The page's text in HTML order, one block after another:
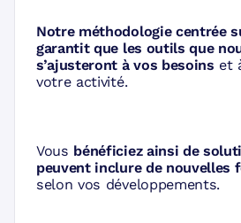
Notre méthodologie centrée
garantit que les outils que
s’ajusteront à vos besoins et
votre activité.
Vous bénéficiez ainsi de
peuvent inclure de nouvelles
selon vos développements.